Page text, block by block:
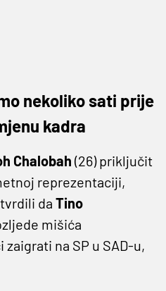
nekoliko sati prije
kadra
Chalobah (26) priključit
reprezentaciji,
da Tino
mišića
na SP u SAD-u,